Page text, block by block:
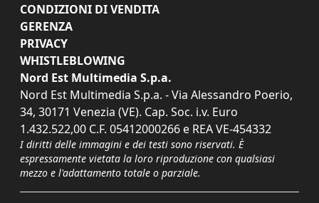
CONDIZIONI DI VENDITA
GERENZA
PRIVACY
WHISTLEBLOWING
Nord Est Multimedia S.p.a.
Nord Est Multimedia S.p.a. - Via Alessandro Poerio,
34, 30171 Venezia (VE). Cap. Soc. i.v. Euro
1.432.522,00 C.F. 05412000266 e REA VE-454332
I diritti delle immagini e dei testi sono riservati. È
espressamente vietata la loro riproduzione con qualsiasi
mezzo e l'adattamento totale o parziale.